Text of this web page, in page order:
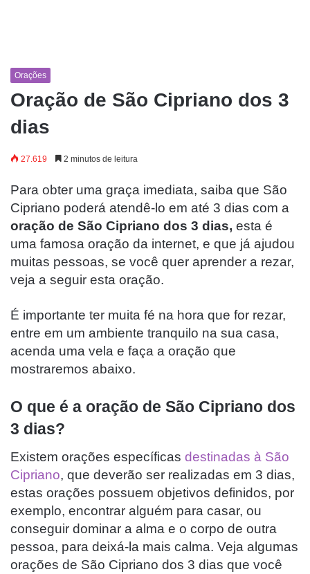
Orações
Oração de São Cipriano dos 3
dias
27.619 2 minutos de leitura
Para obter uma graça imediata, saiba que São
Cipriano poderá atendê-lo em até 3 dias com a
oração de São Cipriano dos 3 dias, esta é
uma famosa oração da internet, e que já ajudou
muitas pessoas, se você quer aprender a rezar,
veja a seguir esta oração.
É importante ter muita fé na hora que for rezar,
entre em um ambiente tranquilo na sua casa,
acenda uma vela e faça a oração que
mostraremos abaixo.
O que é a oração de São Cipriano dos
3 dias?
Existem orações específicas destinadas à São
Cipriano, que deverão ser realizadas em 3 dias,
estas orações possuem objetivos definidos, por
exemplo, encontrar alguém para casar, ou
conseguir dominar a alma e o corpo de outra
pessoa, para deixá-la mais calma. Veja algumas
orações de São Cipriano dos 3 dias que você